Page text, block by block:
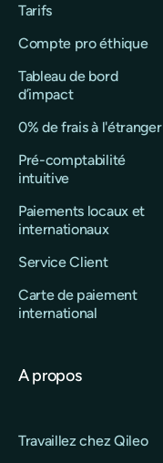
Tarifs
Compte pro éthique
Tableau de bord
d’impact
0% de frais à l'étranger
Pré-comptabilité
intuitive
Paiements locaux et
internationaux
Service Client
Carte de paiement
international
A propos
Travaillez chez Qileo